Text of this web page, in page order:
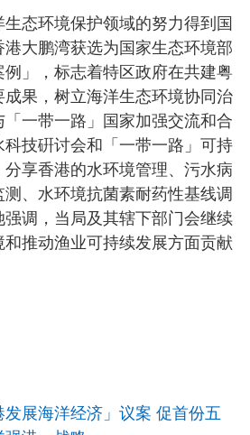
态环境保护领域的努力得到国
大鹏湾获选为国家生态环境部
」，标志着特区政府在共建粤
果，树立海洋生态环境协同治
一带一路」国家加强交流和合
技硏讨会和「一带一路」可持
享香港的水环境管理、污水病
、水环境抗菌素耐药性基线调
调，当局及其辖下部门会继续
推动渔业可持续发展方面贡献
展海洋经济」议案 促首份五